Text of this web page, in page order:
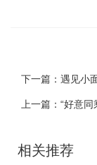
下一篇： 遇见小
上一篇： “好意
相关推荐